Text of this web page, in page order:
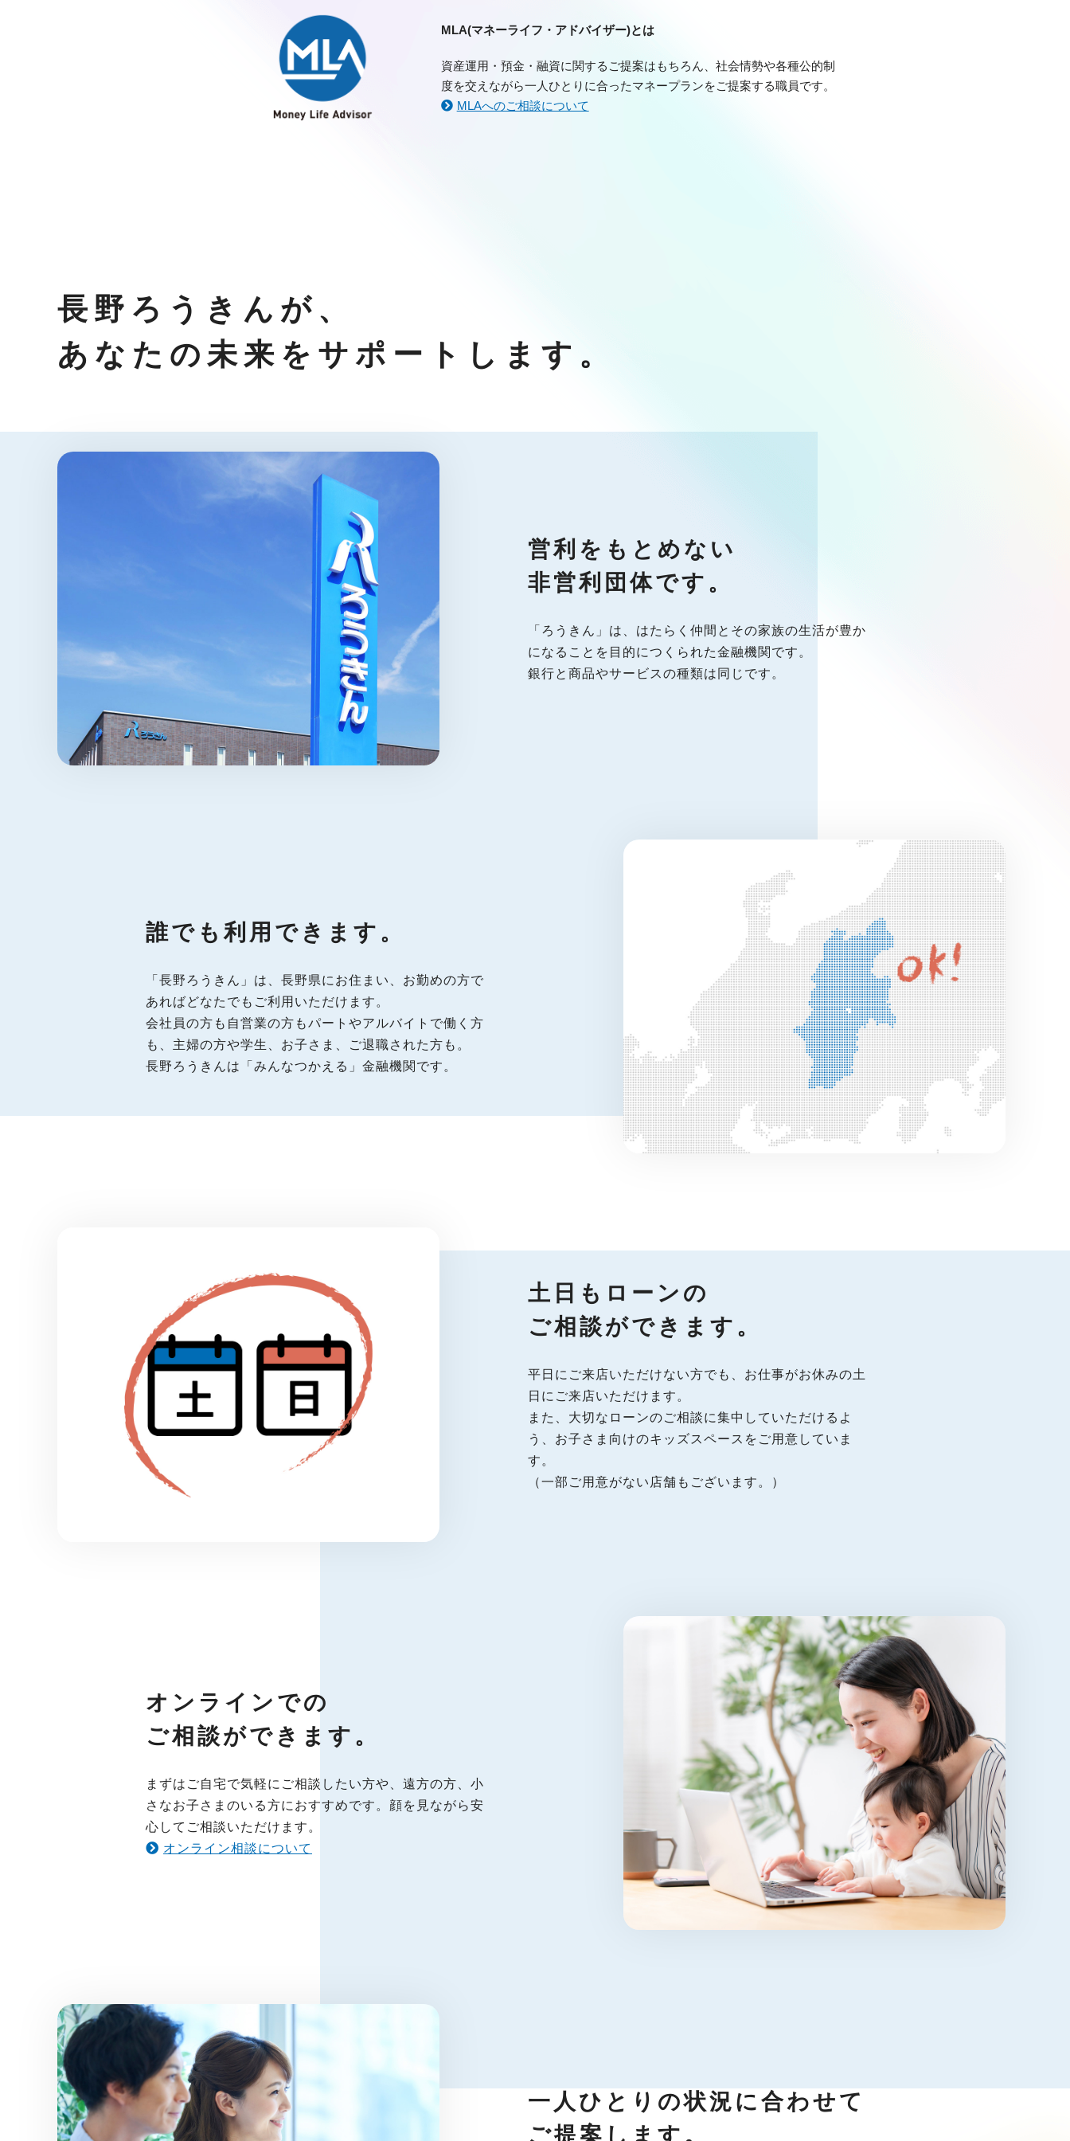
MLA(マネーライフ・アドバイザー)とは
資産運用・預金・融資に関するご提案はもちろん、社会情勢や各種公的制
度を交えながら一人ひとりに合ったマネープランをご提案する職員です。
MLAへのご相談について
長野ろうきんが、
あなたの未来をサポートします。
営利をもとめない
非営利団体です。
「ろうきん」は、はたらく仲間とその家族の生活が豊か
になることを目的につくられた金融機関です。
銀行と商品やサービスの種類は同じです。
誰でも利用できます。
「長野ろうきん」は、長野県にお住まい、お勤めの方で
あればどなたでもご利用いただけます。
会社員の方も自営業の方もパートやアルバイトで働く方
も、主婦の方や学生、お子さま、ご退職された方も。
長野ろうきんは「みんなつかえる」金融機関です。
土日もローンの
ご相談ができます。
平日にご来店いただけない方でも、お仕事がお休みの土
日にご来店いただけます。
また、大切なローンのご相談に集中していただけるよ
う、お子さま向けのキッズスペースをご用意していま
す。
（一部ご用意がない店舗もございます。）
オンラインでの
ご相談ができます。
まずはご自宅で気軽にご相談したい方や、遠方の方、小
さなお子さまのいる方におすすめです。顔を見ながら安
心してご相談いただけます。
オンライン相談について
一人ひとりの状況に合わせて
ご提案します。